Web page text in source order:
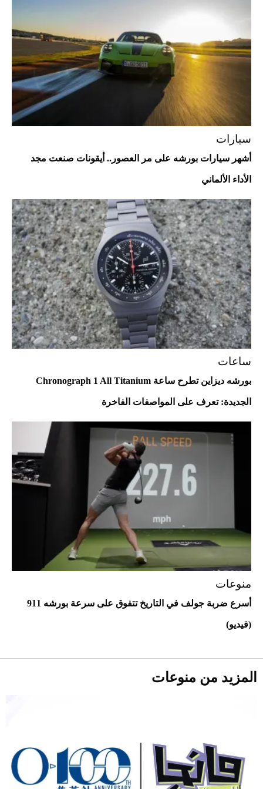
أغلى 10 عطور في العالم للرجال تمنحك فخامة
استثنائية
Aston Martin Valiant: على هوى الأبطال
أفضل تدريج للشعر الطويل لإطلالة جريئة وعصرية
أحذية Mary Jane: ترف وأناقة للرجال
Comeback" في جدة (فيديو)
2026-07-25
سيارات
أشهر سيارات بورشه على مر العصور.. أيقونات صنعت مجد
الأداء الألماني
ساعات
بورشه ديزاين تطرح ساعة Chronograph 1 All Titanium
الجديدة: تعرف على المواصفات الفاخرة
منوعات
أسرع ضربة جولف في التاريخ تتفوق على سرعة بورشه 911
(فيديو)
المزيد من منوعات